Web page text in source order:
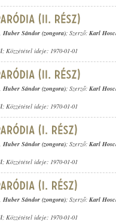
, Huber Sándor (zongora); Szerző: Karl
; Közzététel ideje: 1970-01-01
, Huber Sándor (zongora); Szerző: Karl
; Közzététel ideje: 1970-01-01
, Huber Sándor (zongora); Szerző: Karl
; Közzététel ideje: 1970-01-01
, Huber Sándor (zongora); Szerző: Karl
; Közzététel ideje: 1970-01-01